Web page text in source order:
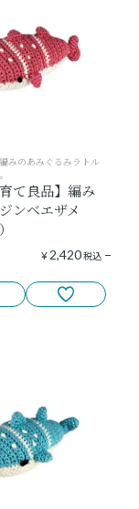
みのあみぐるみラトル
育て良品】編み
ンベエザメ
¥ 2,420税込